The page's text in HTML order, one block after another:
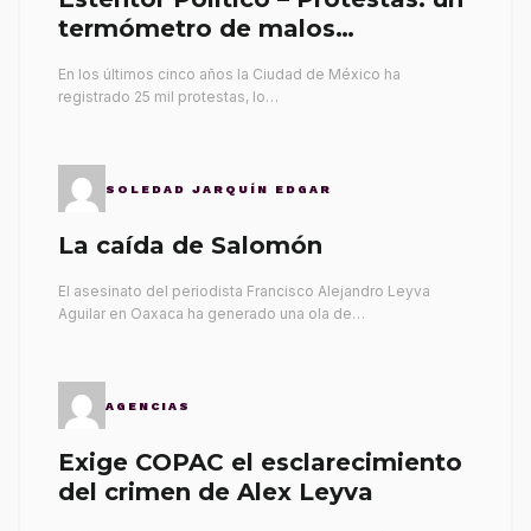
termómetro de malos
En los últimos cinco años la Ciudad de México ha
registrado 25 mil protestas, lo…
SOLEDAD JARQUÍN EDGAR
La caída de Salomón
El asesinato del periodista Francisco Alejandro Leyva
Aguilar en Oaxaca ha generado una ola de…
AGENCIAS
Exige COPAC el esclarecimiento
del crimen de Alex Leyva